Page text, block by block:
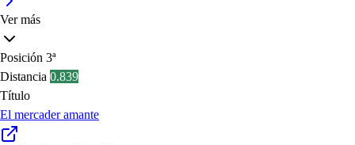
Ver más
Posición 3ª
Distancia 0.839
Título
El mercader amante